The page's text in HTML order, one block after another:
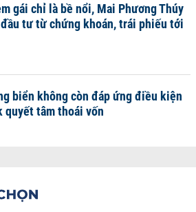
gái chỉ là bề nổi, Mai Phương Thúy
tư từ chứng khoán, trái phiếu tới
biển không còn đáp ứng điều kiện
quyết tâm thoái vốn